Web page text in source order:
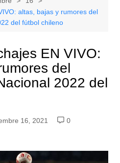
altas, bajas y rumores del
del fútbol chileno
EN VIVO:
del
2022 del
16, 2021
0